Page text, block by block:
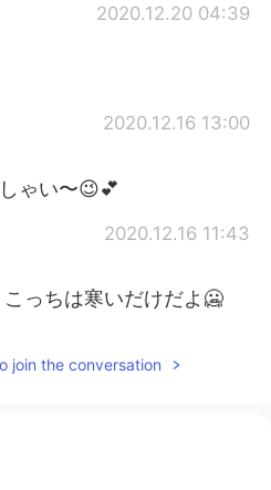
2020.12.20 04:39
2020.12.16 13:00
ゃい〜😉💕
2020.12.16 11:43
っちは寒いだけだよ🥶
join the conversation